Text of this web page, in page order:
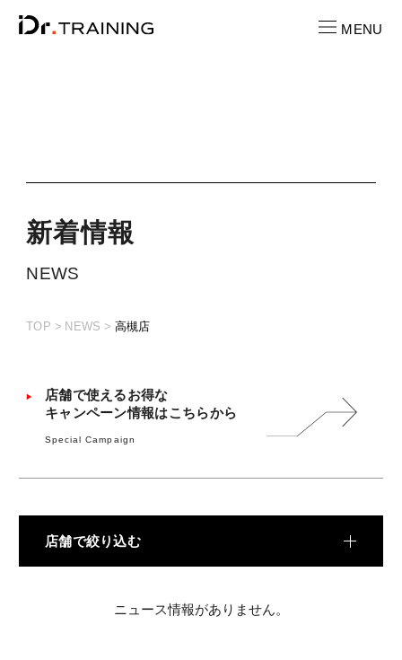
新着情報
NEWS
TOP NEWS 高槻店
店舗で使えるお得な
キャンペーン情報はこちらから
Special Campaign
店舗で絞り込む
ニュース情報がありません。
METHOD
MENU